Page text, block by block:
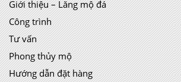
Giới thiệu – Lăng mộ đá
Công trình
Tư vấn
Phong thủy mộ
Hướng dẫn đặt hàng